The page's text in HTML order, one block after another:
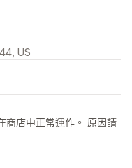
US
商店中正常運作。 原因請